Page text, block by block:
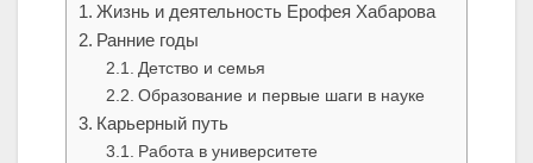
Жизнь и деятельность Ерофея Хабарова
Ранние годы
Детство и семья
Образование и первые шаги в науке
Карьерный путь
Работа в университете